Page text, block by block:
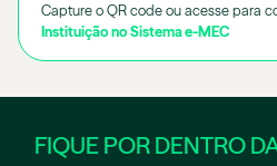
Capture o QR code ou acesse para
Instituição no Sistema e-MEC
FIQUE POR DENTRO